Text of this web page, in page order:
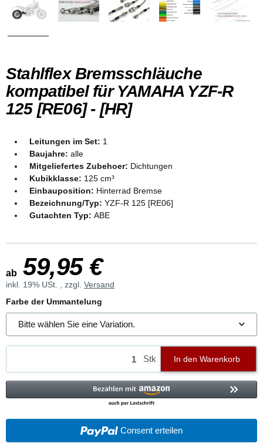
Stahlflex Bremsschläuche
kompatibel für YAMAHA YZF-R
125 [RE06] - [HR]
Leitungen im Set: 1
Baujahre: alle
Mitgeliefertes Zubehoer: Dichtungen
Kubikklasse: 125 cm³
Einbauposition: Hinterrad Bremse
Bezeichnung/Typ: YZF-R 125 [RE06]
Gutachten Typ: ABE
ab 59,95 €
inkl. 19% USt. , zzgl. Versand
Farbe der Ummantelung
Bitte wählen Sie eine Variation.
Stk In den Warenkorb
Consent erteilen